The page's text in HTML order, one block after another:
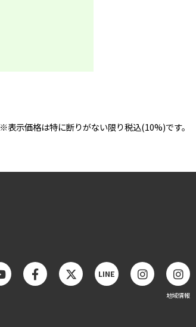
※表示価格は特に断りがない限り税込(10%)です。
LINE
地域情報